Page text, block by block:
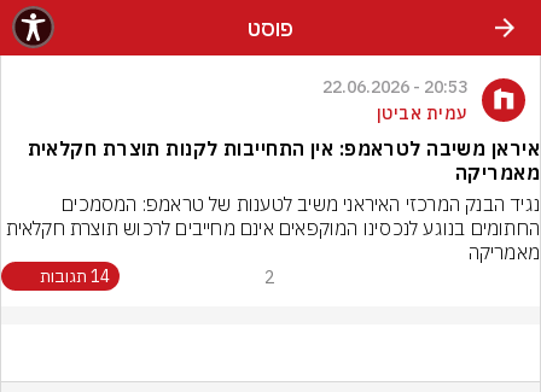
פוסט
20:53 - 22.06.2026
עמית אביטן
איראן משיבה לטראמפ: אין התחייבות לקנות תוצרת חקלאית
מאמריקה
מאמריקה
2 14 תגובות